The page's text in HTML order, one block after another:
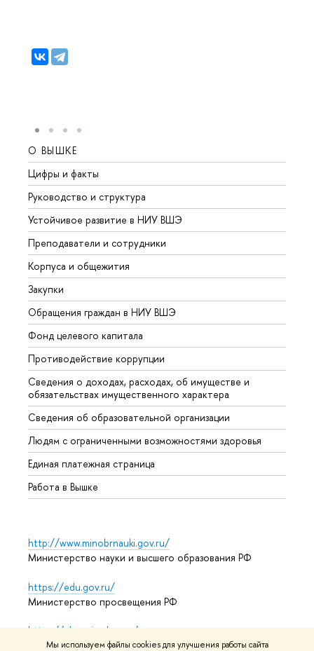
Мы используем файлы cookies для улучшения работы сайта
О ВЫШКЕ
Цифры и факты
Руководство и структура
Устойчивое развитие в НИУ ВШЭ
Преподаватели и сотрудники
Корпуса и общежития
Закупки
Обращения граждан в НИУ ВШЭ
Фонд целевого капитала
Противодействие коррупции
Сведения о доходах, расходах, об имуществе и
обязательствах имущественного характера
Сведения об образовательной организации
Людям с ограниченными возможностями здоровья
Единая платежная страница
Работа в Вышке
http://www.minobrnauki.gov.ru/
Министерство науки и высшего образования РФ
https://edu.gov.ru/
Министерство просвещения РФ
https://elearning.hse.ru/mooc
Массовые открытые онлайн-курсы